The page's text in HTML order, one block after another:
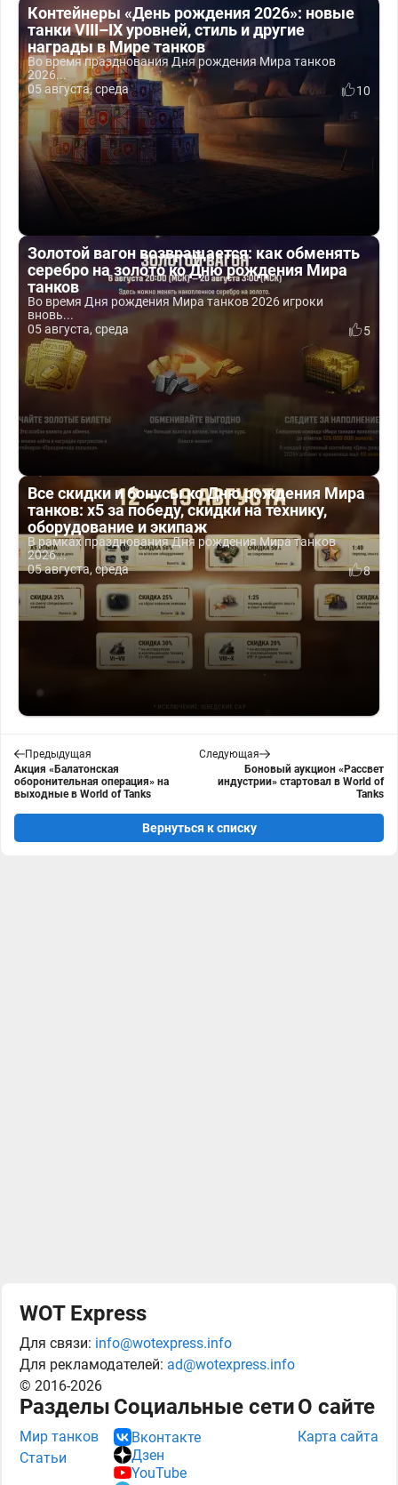
Контейнеры «День рождения 2026»: новые
танки VIII–IX уровней, стиль и другие
награды в Мире танков
Во время празднования Дня рождения Мира танков
2026...
05 августа, среда
10
Золотой вагон возвращается: как обменять
серебро на золото ко Дню рождения Мира
танков
Во время Дня рождения Мира танков 2026 игроки
вновь...
05 августа, среда
5
Все скидки и бонусы ко Дню рождения Мира
танков: x5 за победу, скидки на технику,
оборудование и экипаж
В рамках празднования Дня рождения Мира танков
2026...
05 августа, среда
8
Предыдущая
Акция «Балатонская
оборонительная операция» на
выходные в World of Tanks
Следующая
Боновый аукцион «Рассвет
индустрии» стартовал в World of
Tanks
Вернуться к списку
WOT Express
Для связи: info@wotexpress.info
Для рекламодателей: ad@wotexpress.info
© 2016-2026
Разделы
Мир танков
Статьи
Социальные сети
Вконтакте
Дзен
YouTube
О сайте
Карта сайта